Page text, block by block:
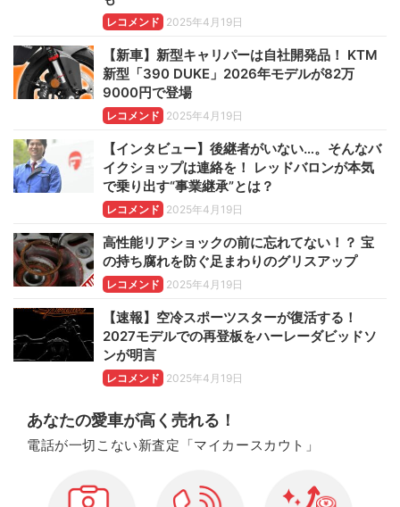
レコメンド 2025年4月19日
【新車】新型キャリパーは自社開発品！ KTM
新型「390 DUKE」2026年モデルが82万
9000円で登場
レコメンド 2025年4月19日
【インタビュー】後継者がいない…。そんなバ
イクショップは連絡を！ レッドバロンが本気
で乗り出す“事業継承”とは？
レコメンド 2025年4月19日
高性能リアショックの前に忘れてない！？ 宝
の持ち腐れを防ぐ足まわりのグリスアップ
レコメンド 2025年4月19日
【速報】空冷スポーツスターが復活する！
2027モデルでの再登板をハーレーダビッドソ
ンが明言
レコメンド 2025年4月19日
あなたの愛車が高く売れる！
電話が一切こない新査定「マイカースカウト」